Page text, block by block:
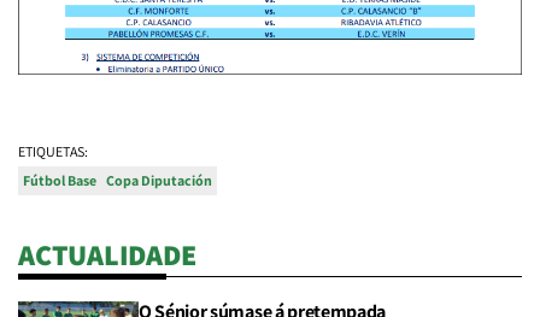
ETIQUETAS:
Fútbol Base Copa Diputación
ACTUALIDADE